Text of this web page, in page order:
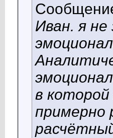
Иван. я
в
примерно